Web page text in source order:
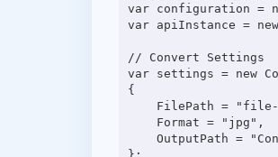
var configuration =
var apiInstance =
// Convert Settings
var settings = new
{